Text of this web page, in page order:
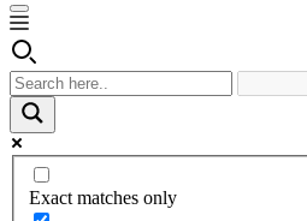
Exact matches only